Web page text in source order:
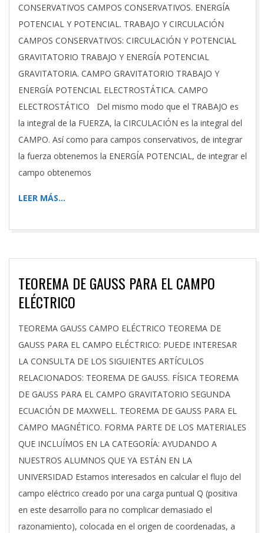
CONSERVATIVOS CAMPOS CONSERVATIVOS. ENERGÍA
POTENCIAL Y POTENCIAL. TRABAJO Y CIRCULACIÓN
CAMPOS CONSERVATIVOS: CIRCULACIÓN Y POTENCIAL
GRAVITATORIO TRABAJO Y ENERGÍA POTENCIAL
GRAVITATORIA. CAMPO GRAVITATORIO TRABAJO Y
ENERGÍA POTENCIAL ELECTROSTÁTICA. CAMPO
ELECTROSTÁTICO Del mismo modo que el TRABAJO es
la integral de la FUERZA, la CIRCULACIÓN es la integral del
CAMPO. Así como para campos conservativos, de integrar
la fuerza obtenemos la ENERGÍA POTENCIAL, de integrar el
campo obtenemos
LEER MÁS…
TEOREMA DE GAUSS PARA EL CAMPO
ELÉCTRICO
2025-
11-
26
TEOREMA GAUSS CAMPO ELÉCTRICO TEOREMA DE
GAUSS PARA EL CAMPO ELÉCTRICO: PUEDE INTERESAR
LA CONSULTA DE LOS SIGUIENTES ARTÍCULOS
RELACIONADOS: TEOREMA DE GAUSS. FÍSICA TEOREMA
DE GAUSS PARA EL CAMPO GRAVITATORIO SEGUNDA
ECUACIÓN DE MAXWELL. TEOREMA DE GAUSS PARA EL
CAMPO MAGNÉTICO. FORMA PARTE DE LOS MATERIALES
QUE INCLUÍMOS EN LA CATEGORÍA: AYUDANDO A
NUESTROS ALUMNOS QUE YA ESTÁN EN LA
UNIVERSIDAD Estamos interesados en calcular el flujo del
campo eléctrico creado por una carga puntual Q (positiva
en este desarrollo para no complicar demasiado el
razonamiento), colocada en el origen de coordenadas, a